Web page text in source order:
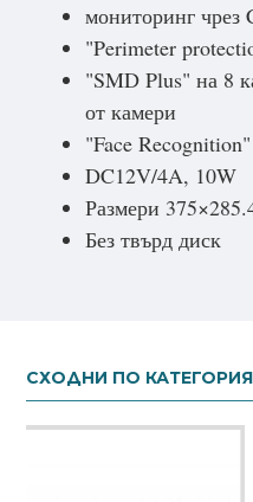
мониторинг чрез
"Perimeter
"SMD Plus" на 8
от камери
"Face
DC12V/4A, 10W
Размери
Без твърд диск
СХОДНИ ПО КАТЕГОРИЯ